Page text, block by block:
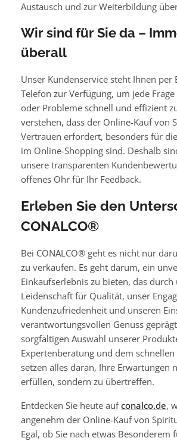
Austausch und zur Weiterbildung
Wir sind für Sie da –
überall
Unser Kundenservice steht Ihnen per
Telefon zur Verfügung, um jede
oder Probleme schnell und effizient
verstehen, dass der Online-Kauf von
Vertrauen erfordert, besonders für
im Online-Shopping sind. Deshalb
unsere transparenten
offenes Ohr für Ihr Feedback.
Erleben Sie den
CONALCO®
Bei CONALCO® geht es nicht nur
zu verkaufen. Es geht darum, ein
Einkaufserlebnis zu bieten, das durch
Leidenschaft für Qualität, unser
Kundenzufriedenheit und unseren
verantwortungsvollen Genuss
sorgfältigen Auswahl unserer
Expertenberatung und dem
setzen alles daran, Ihre Erwartungen
erfüllen, sondern zu übertreffen.
Entdecken Sie heute aufconalco.de,
angenehm der Online-Kauf von
Egal, ob Sie nach etwas Besonderem